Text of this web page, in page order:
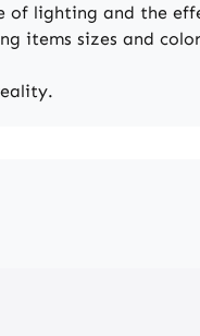
of lighting and the
items sizes and